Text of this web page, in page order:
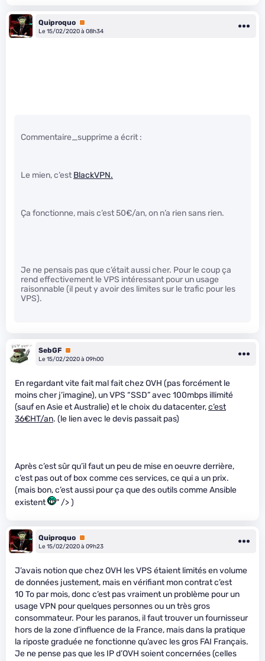
Quiproquo Premium
Le 15/02/2020 à 08h34
Commentaire_supprime a écrit :
Le mien, c’est BlackVPN.
Ça fonctionne, mais c’est 50€/an, on n’a rien sans rien.
Je ne pensais pas que c’était aussi cher. Pour le coup ça
rend effectivement le VPS intéressant pour un usage
raisonnable (il peut y avoir des limites sur le trafic pour les
VPS).
SebGF Premium
Le 15/02/2020 à 09h00
En regardant vite fait mal fait chez OVH (pas forcément le
moins cher j’imagine), un VPS “SSD” avec 100mbps illimité
(sauf en Asie et Australie) et le choix du datacenter,c’est
36€HT/an. (le lien avec le devis passait pas)
Après c’est sûr qu’il faut un peu de mise en oeuvre derrière,
c’est pas out of box comme ces services, ce qui a un prix.
(mais bon, c’est aussi pour ça que des outils comme Ansible
existent
" /> )
Quiproquo Premium
Le 15/02/2020 à 09h23
J’avais notion que chez OVH les VPS étaient limités en volume
de données justement, mais en vérifiant mon contrat c’est
10 To par mois, donc c’est pas vraiment un problème pour un
usage VPN pour quelques personnes ou un très gros
consommateur. Pour les paranos, il faut trouver un fournisseur
hors de la zone d’influence de la France, mais dans la pratique
la riposte graduée ne fonctionne qu’avec les gros FAI Français.
Je ne pense pas que les IP d’OVH soient concernées (celles